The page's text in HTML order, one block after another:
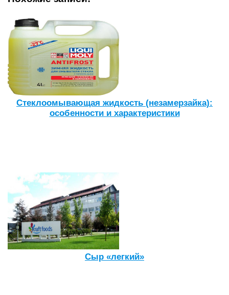
Стеклоомывающая жидкость (незамерзайка):
особенности и характеристики
Сыр «легкий»